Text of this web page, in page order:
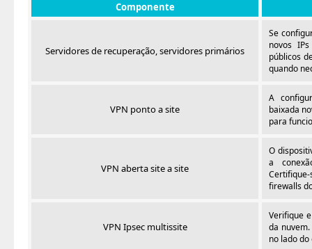
Componente
Servidores de recuperação, servidores primários
Se
novos
públicos
quando
VPN ponto a site
A
baixada
para
VPN aberta site a site
O
a
firewalls
VPN Ipsec multissite
Verifique
da
no lado